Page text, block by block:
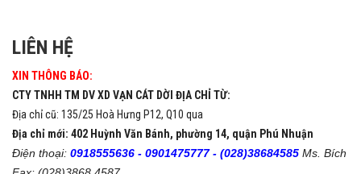
LIÊN HỆ
XIN THÔNG BÁO:
CTY TNHH TM DV XD VẠN CÁT DỜI ĐỊA CHỈ TỪ:
Địa chỉ cũ: 135/25 Hoà Hưng P12, Q10 qua
Địa chỉ mới: 402 Huỳnh Văn Bánh, phường 14, quận Phú Nhuận
Điện thoại: 0918555636 - 0901475777 - (028)38684585 Ms. Bích